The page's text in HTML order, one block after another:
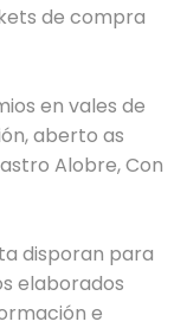
de compra
en vales de
aberto as
Alobre, Con
disporan para
elaborados
e